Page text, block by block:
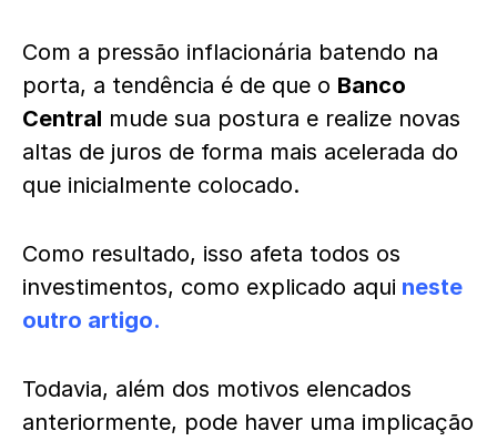
Com a pressão inflacionária batendo na
porta, a tendência é de que o Banco
Central mude sua postura e realize novas
altas de juros de forma mais acelerada do
que inicialmente colocado.
Como resultado, isso afeta todos os
investimentos, como explicado aqui neste
outro artigo.
Todavia, além dos motivos elencados
anteriormente, pode haver uma implicação